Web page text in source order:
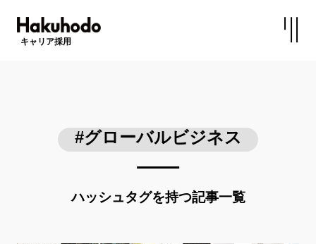
キャリア採用
#グローバルビジネス
ハッシュタグを持つ記事一覧